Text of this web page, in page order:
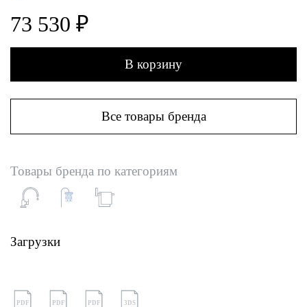
73 530 ₽
В корзину
Все товары бренда
Товары бренда по категориям
Загрузки
PDF PDF PDF 3DS